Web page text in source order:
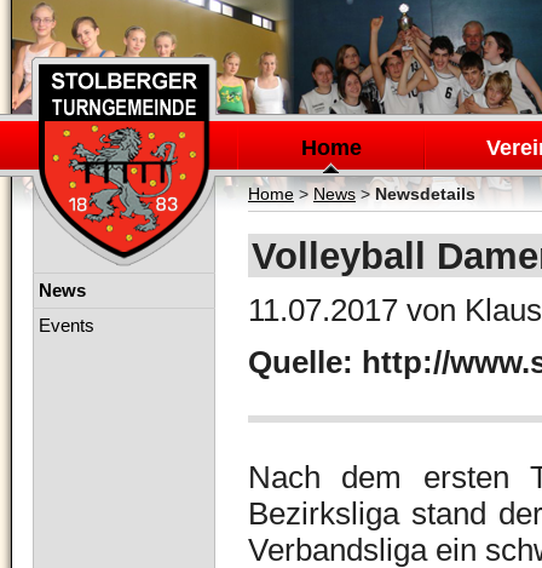
Navigation
überspringen
Home
Home> News>Newsdetails
Volleyball
11.07.2017 von
Quelle: http://
Nach dem ersten
Bezirksliga stand
Verbandsliga ein
Navigation
News
Events